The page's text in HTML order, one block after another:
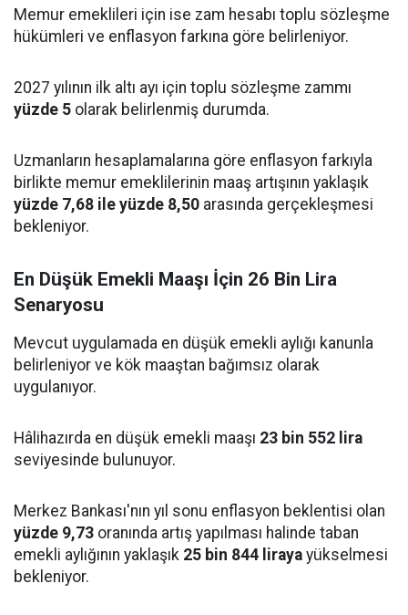
Memur emeklileri için ise zam hesabı toplu sözleşme
hükümleri ve enflasyon farkına göre belirleniyor.
2027 yılının ilk altı ayı için toplu sözleşme zammı
yüzde 5 olarak belirlenmiş durumda.
Uzmanların hesaplamalarına göre enflasyon farkıyla
birlikte memur emeklilerinin maaş artışının yaklaşık
yüzde 7,68 ile yüzde 8,50 arasında gerçekleşmesi
bekleniyor.
En Düşük Emekli Maaşı İçin 26 Bin Lira
Senaryosu
Mevcut uygulamada en düşük emekli aylığı kanunla
belirleniyor ve kök maaştan bağımsız olarak
uygulanıyor.
Hâlihazırda en düşük emekli maaşı 23 bin 552 lira
seviyesinde bulunuyor.
Merkez Bankası'nın yıl sonu enflasyon beklentisi olan
yüzde 9,73 oranında artış yapılması halinde taban
emekli aylığının yaklaşık 25 bin 844 liraya yükselmesi
bekleniyor.